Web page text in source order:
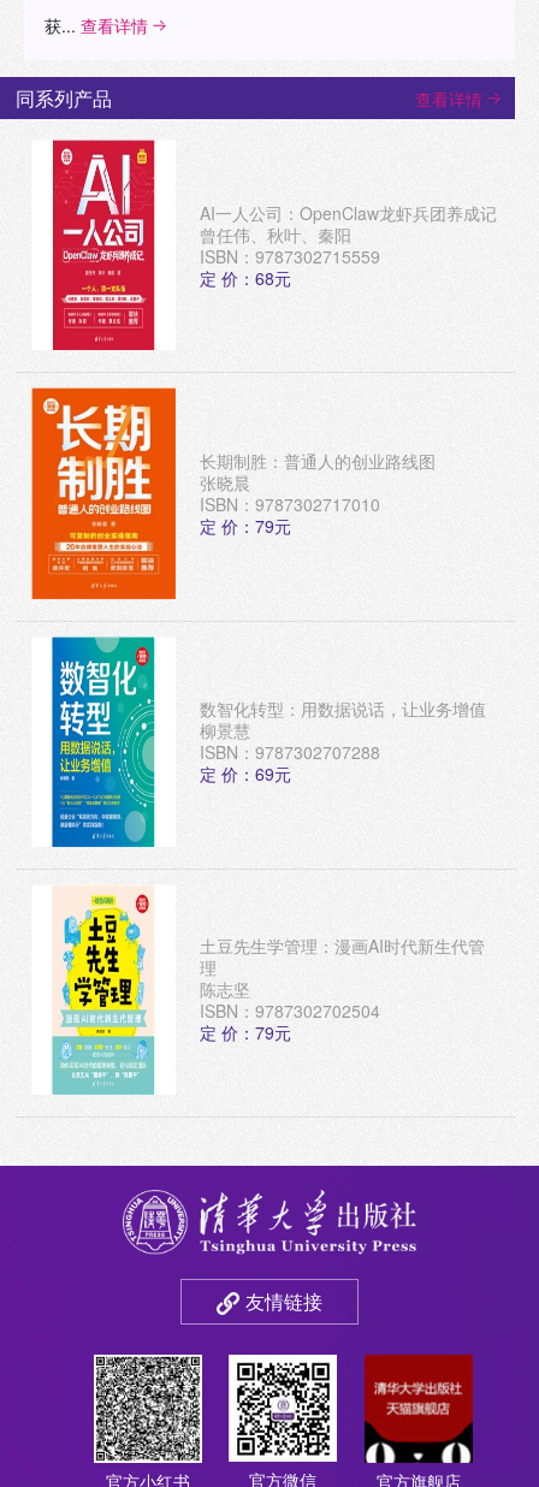
获... 查看详情
同系列产品 查看详情
AI一人公司：OpenClaw龙虾兵团养成记
曾任伟、秋叶、秦阳
ISBN：9787302715559
定 价：68元
长期制胜：普通人的创业路线图
张晓晨
ISBN：9787302717010
定 价：79元
数智化转型：用数据说话，让业务增值
柳景慧
ISBN：9787302707288
定 价：69元
土豆先生学管理：漫画AI时代新生代管
理
陈志坚
ISBN：9787302702504
定 价：79元
友情链接
官方小红书 官方微信 官方旗舰店